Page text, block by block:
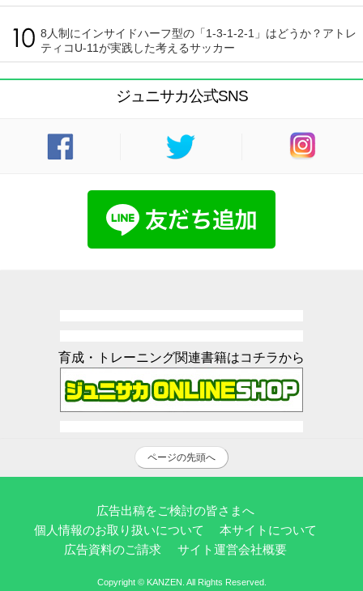
8人制にインサイドハーフ型の「1-3-1-2-1」はどうか？アトレ
ティコU-11が実践した考えるサッカー
ジュニサカ公式SNS
育成・トレーニング関連書籍はコチラから
ページの先頭へ
広告出稿をご検討の皆さまへ
個人情報のお取り扱いについて
本サイトについて
広告資料のご請求
サイト運営会社概要
Copyright © KANZEN. All Rights Reserved.